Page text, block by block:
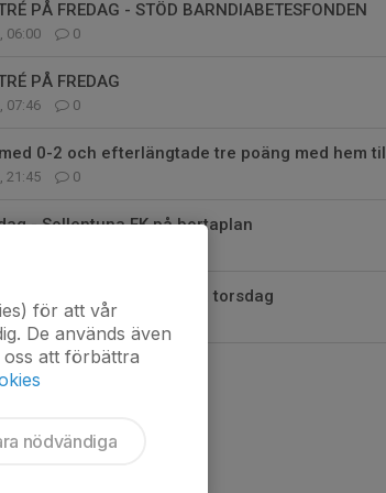
PÅ FREDAG - STÖD BARNDIABETESFONDEN
06:00 0
PÅ FREDAG
07:46 0
0-2 och efterlängtade tre poäng med hem
21:45 0
- Sollentuna FK på bortaplan
mot Sollentuna FK på torsdag
07:00 0
för att vår
De används även
att förbättra
nödvändiga